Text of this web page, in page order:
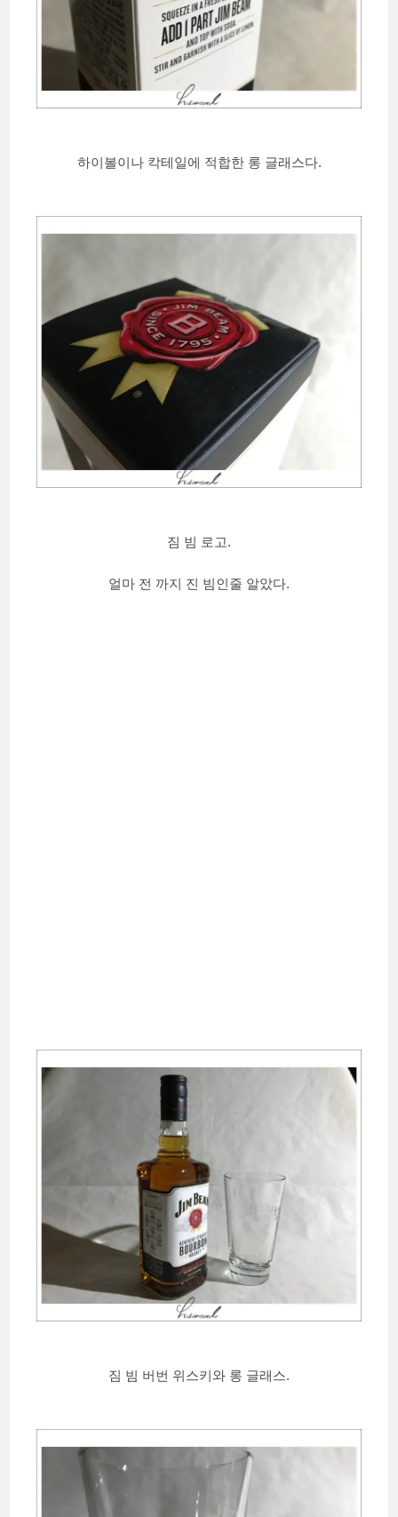
하이볼이나 칵테일에 적합한 롱 글래스다.
짐 빔 로고.
얼마 전 까지 진 빔인줄 알았다.
짐 빔 버번 위스키와 롱 글래스.